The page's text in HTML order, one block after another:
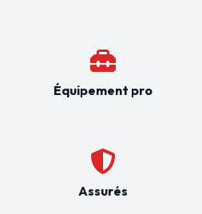
Équipement pro
Assurés